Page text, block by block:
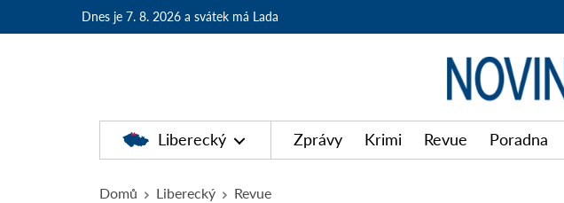
Dnes je 7. 8. 2026 a svátek má Lada
Liberecký Zprávy Krimi Revue Poradna
Domů Liberecký Revue